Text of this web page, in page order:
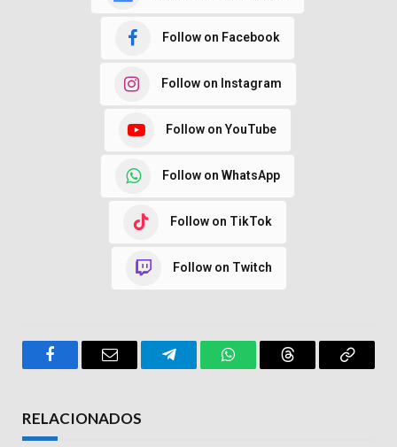
Follow on Facebook
Follow on Instagram
Follow on YouTube
Follow on WhatsApp
Follow on TikTok
Follow on Twitch
FacebookEmail TelegramWhatsAppThreads Copy
RELACIONADOS